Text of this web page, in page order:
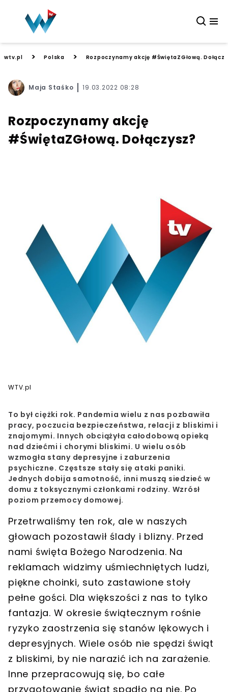
wtv.pl > Polska > Rozpoczynamy akcję #ŚwiętaZGłową.
Maja Staśko 19.03.2022 08:28
Rozpoczynamy akcję
#ŚwiętaZGłową. Dołączysz?
WTV.pl
To był ciężki rok. Pandemia wielu z nas pozbawiła
pracy, poczucia bezpieczeństwa, relacji z bliskimi i
znajomymi. Innych obciążyła całodobową opieką
nad dziećmi i chorymi bliskimi. U wielu osób
wzmogła stany depresyjne i zaburzenia
psychiczne. Częstsze stały się ataki paniki.
Jednych dobija samotność, inni muszą siedzieć w
domu z toksycznymi członkami rodziny. Wzrósł
poziom przemocy domowej.
Przetrwaliśmy ten rok, ale w naszych
głowach pozostawił ślady i blizny. Przed
nami święta Bożego Narodzenia. Na
reklamach widzimy uśmiechniętych ludzi,
piękne choinki, suto zastawione stoły
pełne gości. Dla większości z nas to tylko
fantazja. W okresie świątecznym rośnie
ryzyko zaostrzenia się stanów lękowych i
depresyjnych. Wiele osób nie spędzi świąt
z bliskimi, by nie narazić ich na zarażenie.
Inne przepracowują się, bo całe
przygotowanie świąt spadło na nie. Po